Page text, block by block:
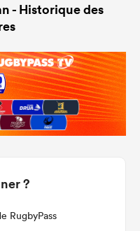
- Historique des
?
RugbyPass